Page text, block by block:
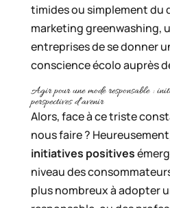
timides ou simplement du
marketing greenwashing,
entreprises de se donner
conscience écolo auprès
Agir pour une mode responsable :
perspectives d’avenir
Alors, face à ce triste
nous faire ?
initiatives positives
niveau des
plus nombreux à adopter